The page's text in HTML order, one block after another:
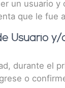
un usuario
que le fue
Usuario y/
durante el
o